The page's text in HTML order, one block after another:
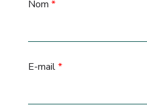
Nom *
E-mail*